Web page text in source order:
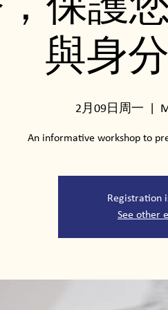
保護
與身
2月09日周一
An informative workshop to
Registration
See other